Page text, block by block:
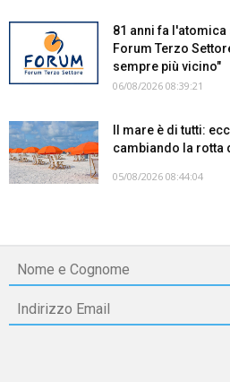
81 anni fa
Forum Terzo
sempre più vicino"
06/08/2026 08:39:21
Il mare è di tutti:
cambiando la rotta
05/08/2026 08:44:04